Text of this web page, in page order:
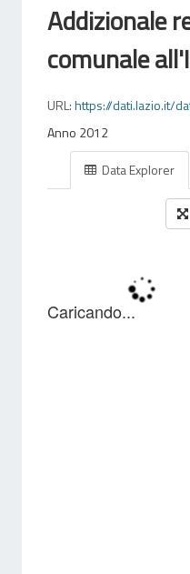
Addizionale
comunale
URL:https://dati.lazio.it/dataset/203e4d9c-a4b0-4831-95c9-1087c74360e3/resource/
Anno 2012
Data Explorer